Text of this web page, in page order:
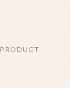
PRODUCT